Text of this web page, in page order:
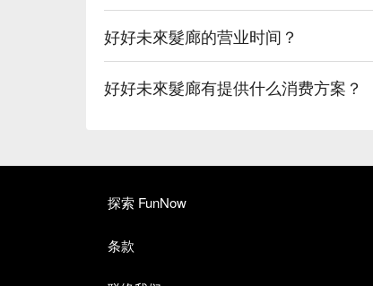
好好未來髮廊的营业时间？
好好未來髮廊有提供什么消费方案？
探索 FunNow
条款